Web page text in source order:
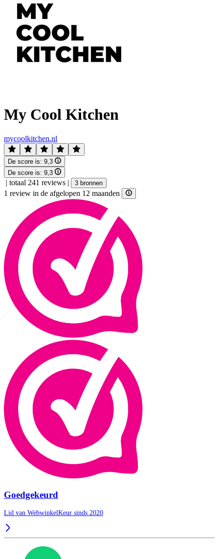
My Cool Kitchen
mycoolkitchen.nl
De score is: 9,3
De score is: 9,3
| totaal 241 reviews | 3 bronnen
1 review in de afgelopen 12 maanden
Goedgekeurd
Lid van WebwinkelKeur sinds 2020